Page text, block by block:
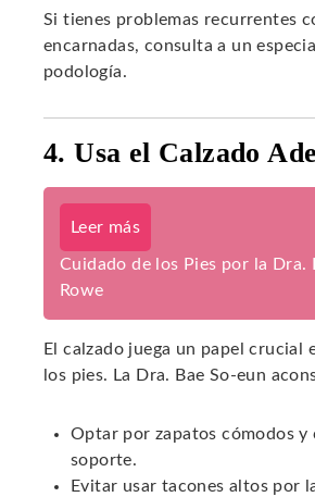
Si tienes problemas recurrentes
encarnadas, consulta a un
podología.
4. Usa el Calzado
Leer más
Cuidado de los Pies por la Dra.
Rowe
El calzado juega un papel crucial
los pies. La Dra. Bae So-eun
Optar por zapatos cómodos y
soporte.
Evitar usar tacones altos por